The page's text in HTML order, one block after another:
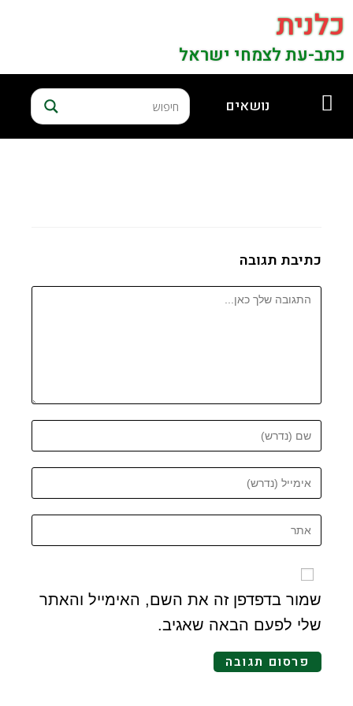
כלנית
כתב-עת לצמחי ישראל
נושאים
כתיבת תגובה
שמור בדפדפן זה את השם, האימייל והאתר
שלי לפעם הבאה שאגיב.